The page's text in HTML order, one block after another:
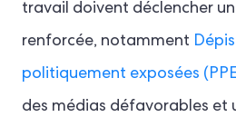
travail doivent déclencher
renforcée, notamment
politiquement exposées
des médias défavorables et